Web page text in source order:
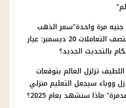
"ارتفع 80 جنيه مرة واحدة"سعر الذهب
يصعد بمنتصف التعاملات 20 ديسمبر: عيار
تزلزل العالم بتوقعات
ووباء سيجعل التعليم منزلي
ماذا سنشهد بعام 2025؟